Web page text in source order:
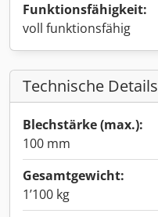
Funktionsfähigkeit:
voll funktionsfähig
Technische Details
Blechstärke (max.):
100 mm
Gesamtgewicht:
1’100 kg